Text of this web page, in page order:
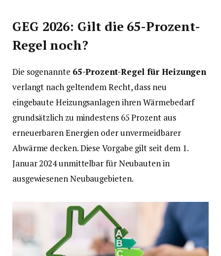
GEG 2026: Gilt die 65-Prozent-
Regel noch?
Die sogenannte 65-Prozent-Regel für Heizungen
verlangt nach geltendem Recht, dass neu
eingebaute Heizungsanlagen ihren Wärmebedarf
grundsätzlich zu mindestens 65 Prozent aus
erneuerbaren Energien oder unvermeidbarer
Abwärme decken. Diese Vorgabe gilt seit dem 1.
Januar 2024 unmittelbar für Neubauten in
ausgewiesenen Neubaugebieten.